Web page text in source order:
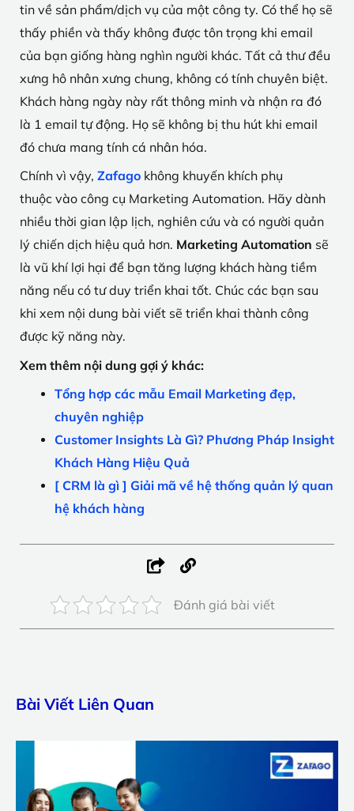
tin về sản phẩm/dịch vụ của một công ty. Có thể họ sẽ
thấy phiền và thấy không được tôn trọng khi email
của bạn giống hàng nghìn người khác. Tất cả thư đều
xưng hô nhân xưng chung, không có tính chuyên biệt.
Khách hàng ngày này rất thông minh và nhận ra đó
là 1 email tự động. Họ sẽ không bị thu hút khi email
đó chưa mang tính cá nhân hóa.
Chính vì vậy, Zafago không khuyến khích phụ
thuộc vào công cụ Marketing Automation. Hãy dành
nhiều thời gian lập lịch, nghiên cứu và có người quản
lý chiến dịch hiệu quả hơn. Marketing Automation sẽ
là vũ khí lợi hại để bạn tăng lượng khách hàng tiềm
năng nếu có tư duy triển khai tốt. Chúc các bạn sau
khi xem nội dung bài viết sẽ triển khai thành công
được kỹ năng này.
Xem thêm nội dung gợi ý khác:
Tổng hợp các mẫu Email Marketing đẹp,
chuyên nghiệp
Customer Insights Là Gì? Phương Pháp Insight
Khách Hàng Hiệu Quả
[ CRM là gì ] Giải mã về hệ thống quản lý quan
hệ khách hàng
Đánh giá bài viết
Bài Viết Liên Quan